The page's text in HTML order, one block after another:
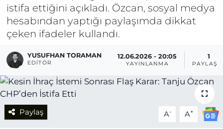
istifa ettiğini açıkladı. Özcan, sosyal medya
hesabından yaptığı paylaşımda dikkat
çeken ifadeler kullandı.
YUSUFHAN TORAMAN
EDITÖR
12.06.2026 - 20:05
YAYINLANMA
1
Paylaş A- A+